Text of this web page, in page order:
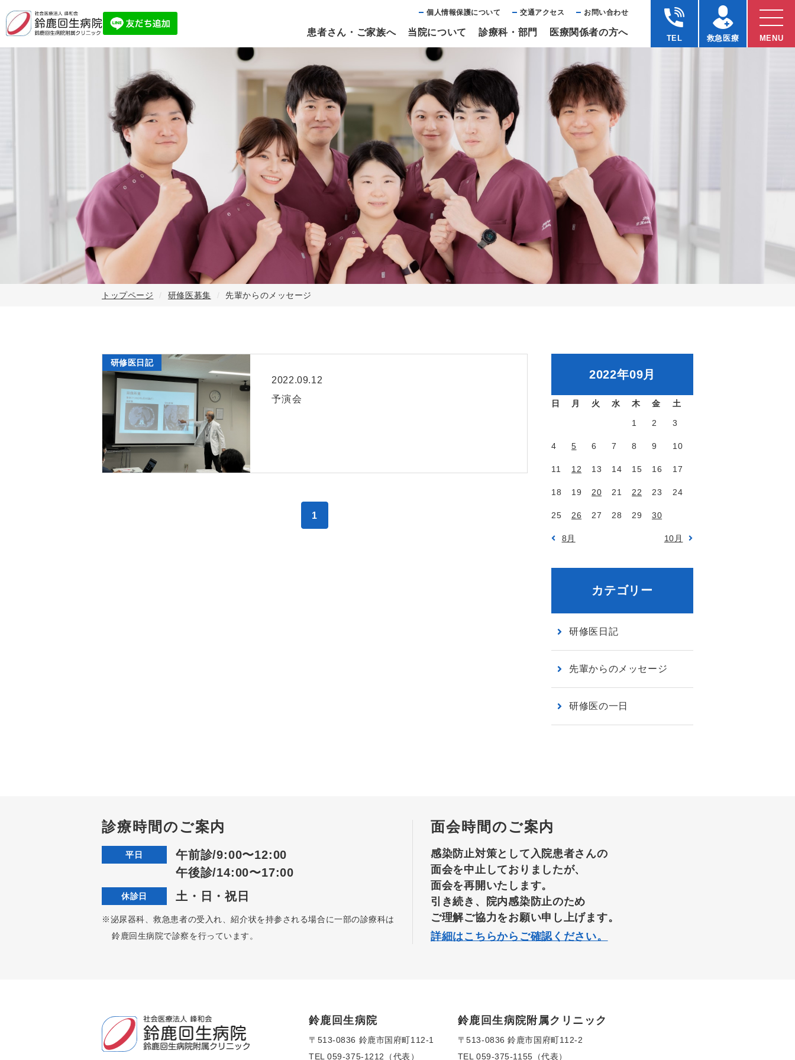
個⼈情報保護について 交通アクセス お問い合わせ
患者さん・ご家族へ 当院について 診療科・部⾨ 医療関係者の⽅へ
TEL 救急医療 MENU
トップページ 研修医募集 先輩からのメッセージ
研修医日記
2022.09.12
予演会
1
2022年09月
日 月 火 水 木 金 土
8月 10月
1 2 3
4 5 6 7 8 9 10
11 12 13 14 15 16 17
18 19 20 21 22 23 24
25 26 27 28 29 30
カテゴリー
研修医日記
先輩からのメッセージ
研修医の一日
診療時間のご案内
平日
午前診/9:00〜12:00
午後診/14:00〜17:00
休診日 土・日・祝日
※泌尿器科、救急患者の受入れ、紹介状を持参される場合に一部の診療科は
鈴鹿回生病院で診察を行っています。
面会時間のご案内
感染防止対策として入院患者さんの
面会を中止しておりましたが、
面会を再開いたします。
引き続き、院内感染防止のため
ご理解ご協力をお願い申し上げます。
詳細はこちらからご確認ください。
鈴鹿回生病院
〒513-0836 鈴鹿市国府町112-1
TEL059-375-1212（代表）
鈴鹿回生病院附属クリニック
〒513-0836 鈴鹿市国府町112-2
TEL059-375-1155（代表）